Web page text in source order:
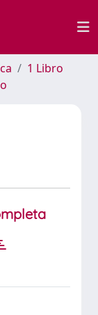
1 Libro